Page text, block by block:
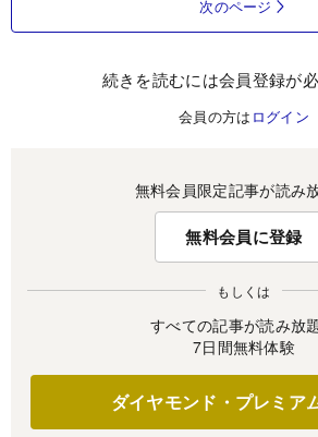
次のページ
続きを読むには会員登録が必
会員の方は ログイン
無料会員限定記事が読み
無料会員に登録
もしくは
すべての記事が読み放
7日間無料体験
ダイヤモンド・プレミア